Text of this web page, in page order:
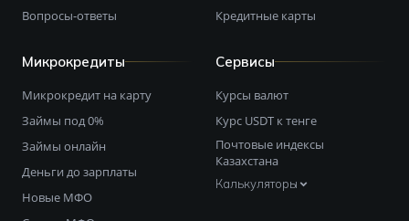
Вопросы-ответы
Кредитные карты
Микрокредиты
Микрокредит на карту
Займы под 0%
Займы онлайн
Деньги до зарплаты
Новые МФО
Сервисы
Курсы валют
Курс USDT к тенге
Почтовые индексы
Казахстана
Калькуляторы